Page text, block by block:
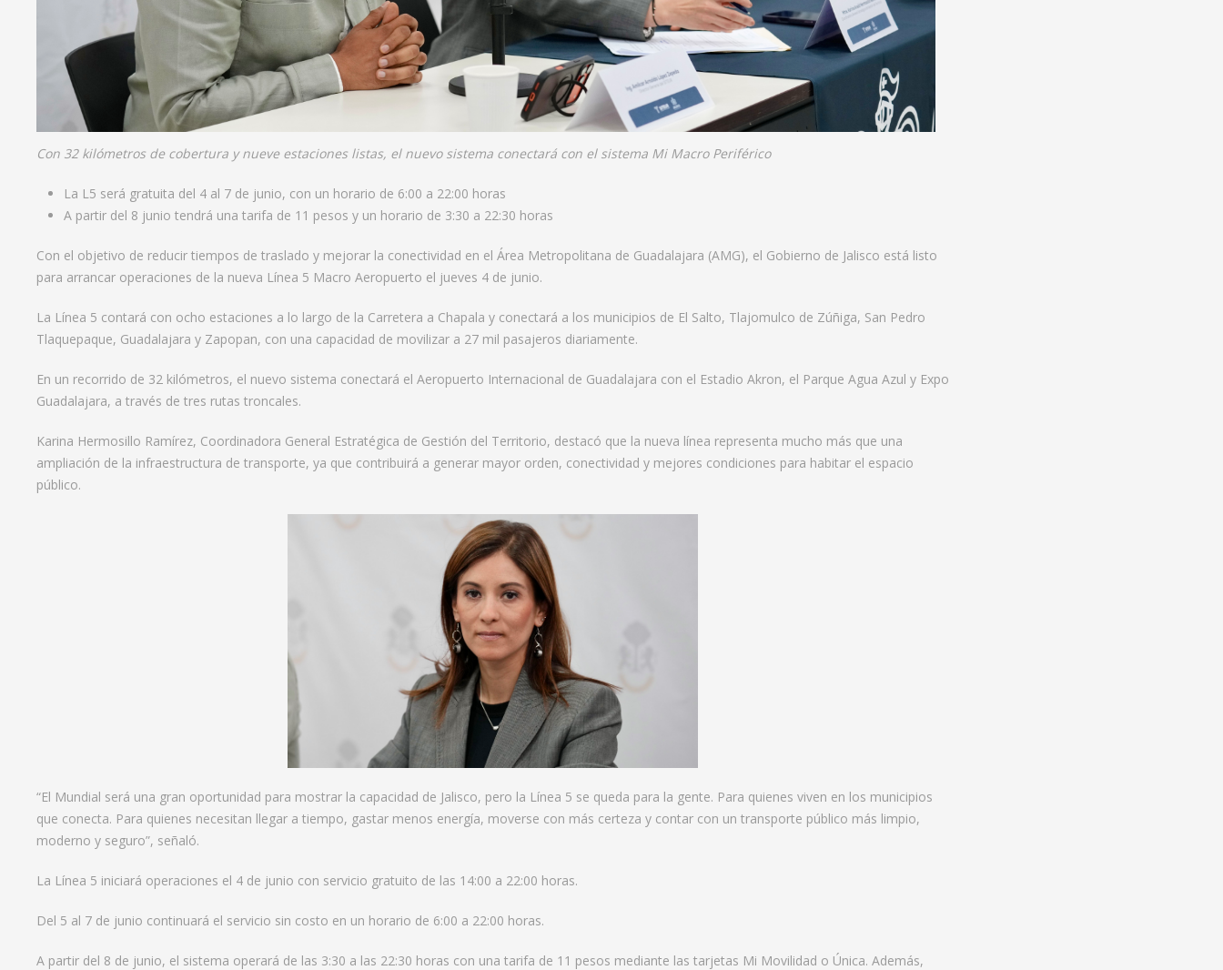
Con 32 kilómetros de cobertura y nueve estaciones listas, el nuevo sistema conectará con el sistema Mi Macro Periférico
La L5 será gratuita del 4 al 7 de junio, con un horario de 6:00 a 22:00 horas
A partir del 8 junio tendrá una tarifa de 11 pesos y un horario de 3:30 a 22:30 horas
Con el objetivo de reducir tiempos de traslado y mejorar la conectividad en el Área Metropolitana de Guadalajara (AMG), el Gobierno de Jalisco está listo
para arrancar operaciones de la nueva Línea 5 Macro Aeropuerto el jueves 4 de junio.
La Línea 5 contará con ocho estaciones a lo largo de la Carretera a Chapala y conectará a los municipios de El Salto, Tlajomulco de Zúñiga, San Pedro
Tlaquepaque, Guadalajara y Zapopan, con una capacidad de movilizar a 27 mil pasajeros diariamente.
En un recorrido de 32 kilómetros, el nuevo sistema conectará el Aeropuerto Internacional de Guadalajara con el Estadio Akron, el Parque Agua Azul y Expo
Guadalajara, a través de tres rutas troncales.
Karina Hermosillo Ramírez, Coordinadora General Estratégica de Gestión del Territorio, destacó que la nueva línea representa mucho más que una
ampliación de la infraestructura de transporte, ya que contribuirá a generar mayor orden, conectividad y mejores condiciones para habitar el espacio
público.
“El Mundial será una gran oportunidad para mostrar la capacidad de Jalisco, pero la Línea 5 se queda para la gente. Para quienes viven en los municipios
que conecta. Para quienes necesitan llegar a tiempo, gastar menos energía, moverse con más certeza y contar con un transporte público más limpio,
moderno y seguro”, señaló.
La Línea 5 iniciará operaciones el 4 de junio con servicio gratuito de las 14:00 a 22:00 horas.
Del 5 al 7 de junio continuará el servicio sin costo en un horario de 6:00 a 22:00 horas.
A partir del 8 de junio, el sistema operará de las 3:30 a las 22:30 horas con una tarifa de 11 pesos mediante las tarjetas Mi Movilidad o Única. Además,